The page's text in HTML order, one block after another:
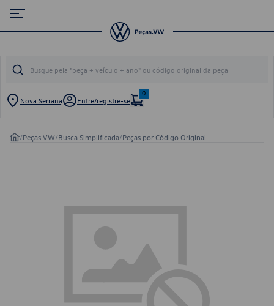
Nova Serrana Entre/registre-se
0
/Peças VW/Busca Simplificada/Peças por Código Original